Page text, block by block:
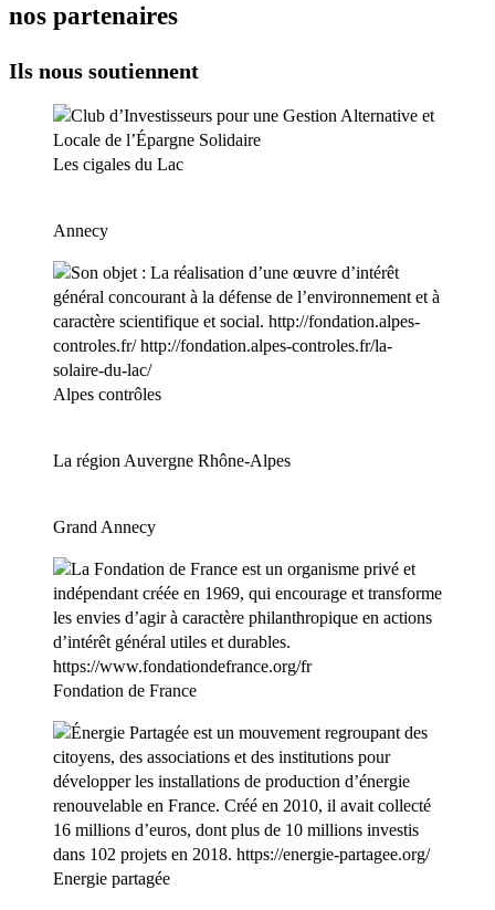
nos partenaires
Ils nous soutiennent
Les cigales du Lac
Annecy
Alpes contrôles
La région Auvergne Rhône-Alpes
Grand Annecy
Fondation de France
Energie partagée